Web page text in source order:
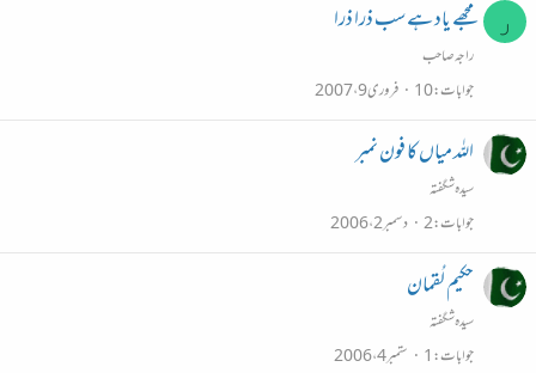
ر مجھے ياد ہے سب ذرا ذرا
راجہ صاحب
جوابات 10 فروری 9، 2007
اللہ میاں کا فون نمبر
سیدہ شگفتہ
جوابات 2 دسمبر 2، 2006
حکیم لُقمان
سیدہ شگفتہ
جوابات 1 ستمبر 4، 2006